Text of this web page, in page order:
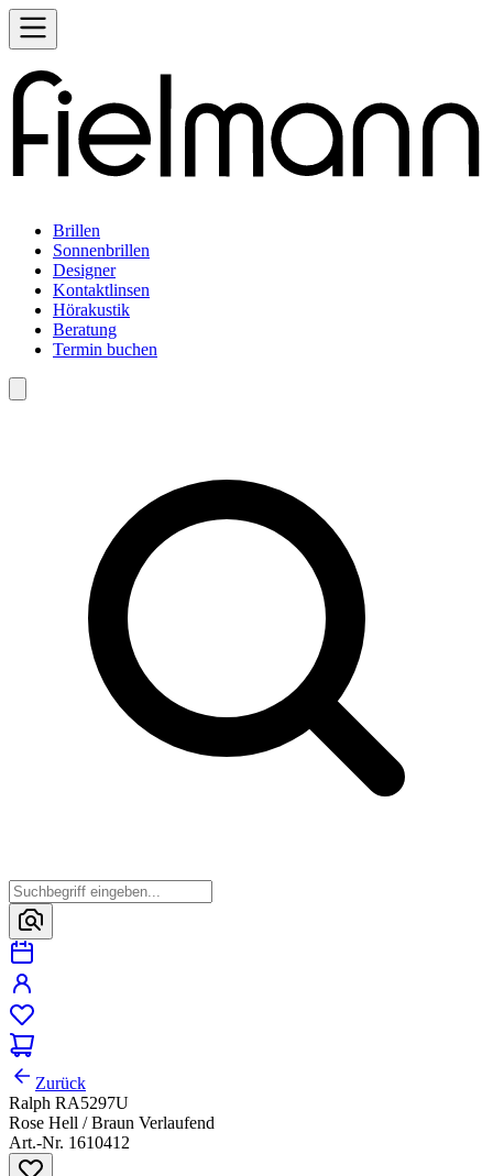
Brillen
Sonnenbrillen
Designer
Kontaktlinsen
Hörakustik
Beratung
Termin buchen
Zurück
Ralph RA5297U
Rose Hell / Braun Verlaufend
Art.-Nr. 1610412